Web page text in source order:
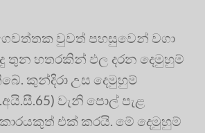
වුවත් පහසුවෙන් වගා
තුන හතරකින් ඵල දරන දෙමුහුම්
කුන්දිරා උස දෙමුහුම්
වැනි පොල් පැළ
එක් කරයි. මේ දෙමුහුම්